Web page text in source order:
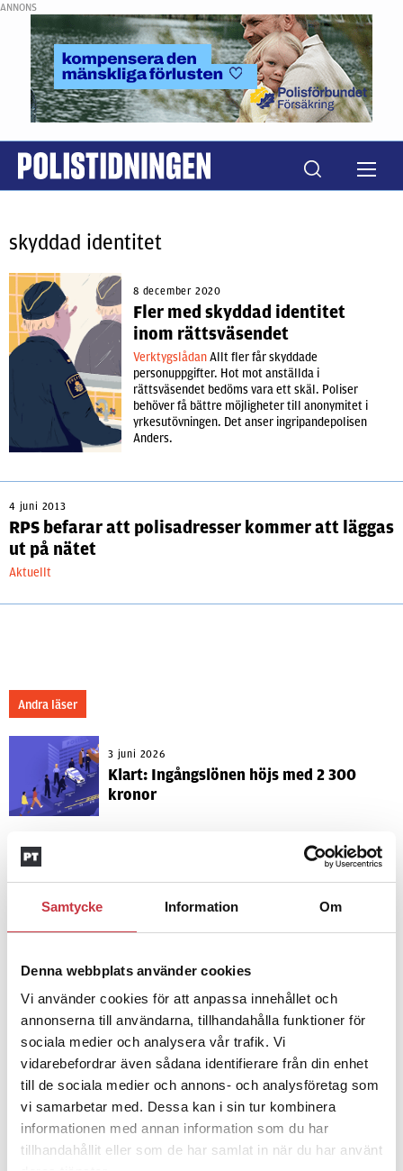
Samtycke Information Om
Denna webbplats använder cookies
Vi använder cookies för att anpassa innehållet och
annonserna till användarna, tillhandahålla funktioner för
sociala medier och analysera vår trafik. Vi
vidarebefordrar även sådana identifierare från din enhet
till de sociala medier och annons- och analysföretag som
vi samarbetar med. Dessa kan i sin tur kombinera
informationen med annan information som du har
tillhandahållit eller som de har samlat in när du har använt
ANNONS
skyddad identitet
8 december 2020
Fler med skyddad identitet
inom rättsväsendet
Verktygslådan Allt fler får skyddade
personuppgifter. Hot mot anställda i
rättsväsendet bedöms vara ett skäl. Poliser
behöver få bättre möjligheter till anonymitet i
yrkesutövningen. Det anser ingripandepolisen
Anders.
4 juni 2013
RPS befarar att polisadresser kommer att läggas
ut på nätet
Aktuellt
Andra läser
3 juni 2026
Klart: Ingångslönen höjs med 2 300
kronor
godtyckliga grunder
1 juni 2026
Jens Mårtensson:Snart 20 år i tjänst
– nu ska han lära sig grunderna
4 juni 2026
Polisregionen erkänner fel: ”Kommer
att rättas till”